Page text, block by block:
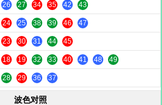
26 27 34 35 42 43
24 25 38 39 46 47
23 30 31 44 45
18 19 32 33 40 41 48 49
28 29 36 37
波色对照